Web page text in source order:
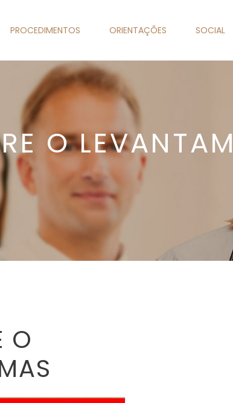
PROCEDIMENTOS ORIENTAÇÕES SOCIAL
O
O